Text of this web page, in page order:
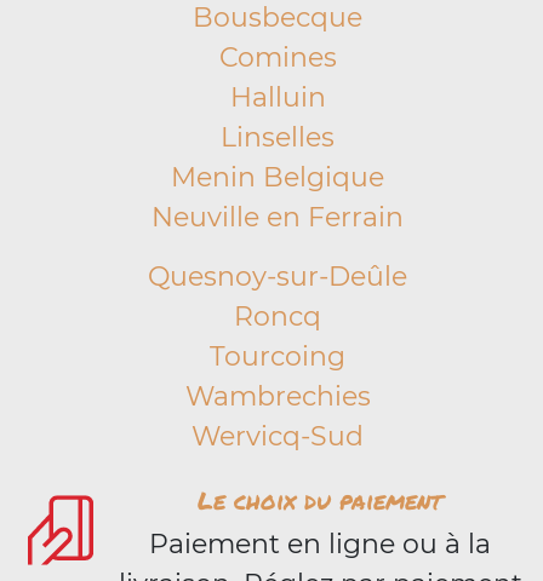
Bousbecque
Comines
Halluin
Linselles
Menin Belgique
Neuville en Ferrain
Quesnoy-sur-Deûle
Roncq
Tourcoing
Wambrechies
Wervicq-Sud
Le choix du paiement
Paiement en ligne ou à la